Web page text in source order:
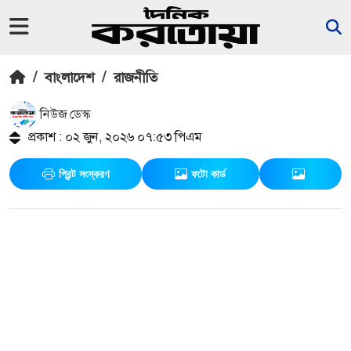
/ বাংলাদেশ / রাজনীতি
নিউজ ডেস্ক
প্রকাশ : ০২ জুন, ২০২৬ ০৭:৫৩ পিএম
প্রিন্ট সংস্করণ ফটো কার্ড